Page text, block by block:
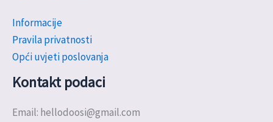
Informacije
Pravila privatnosti
Opći uvjeti poslovanja
Kontakt podaci
Email: hellodoosi@gmail.com